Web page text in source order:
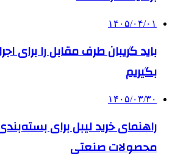
۱۴۰۵/۰۴/۰۱
باید گریبان طرف مقابل را برای
بگیریم
۱۴۰۵/۰۳/۳۰
راهنمای خرید لیبل برای
محصولات صنعتی